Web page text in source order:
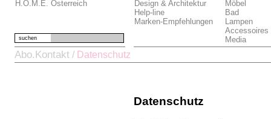
H.O.M.E. Österreich
Design & Architektur
Help-line
Marken-Empfehlungen
Möbel
Bad
Lampen
Accessoires
Media
suchen
Abo.Kontakt / Datenschutz
Datenschutz